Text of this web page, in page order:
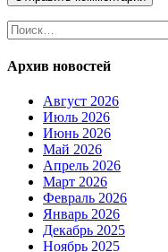
Найти:
Архив новостей
Август 2026
Июль 2026
Июнь 2026
Май 2026
Апрель 2026
Март 2026
Февраль 2026
Январь 2026
Декабрь 2025
Ноябрь 2025